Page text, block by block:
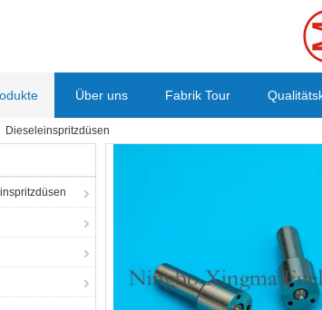
Über uns Fabrik Tour
Dieseleinspritzdüsen